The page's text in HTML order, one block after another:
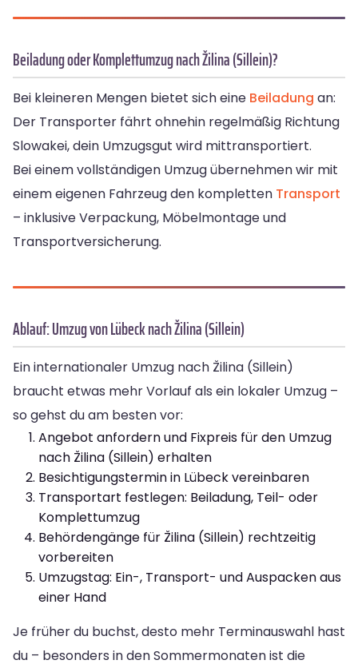
Beiladung oder Komplettumzug nach Žilina (Sillein)?
Bei kleineren Mengen bietet sich eine Beiladung an:
Der Transporter fährt ohnehin regelmäßig Richtung
Slowakei, dein Umzugsgut wird mittransportiert.
Bei einem vollständigen Umzug übernehmen wir mit
einem eigenen Fahrzeug den kompletten Transport
– inklusive Verpackung, Möbelmontage und
Transportversicherung.
Ablauf: Umzug von Lübeck nach Žilina (Sillein)
Ein internationaler Umzug nach Žilina (Sillein)
braucht etwas mehr Vorlauf als ein lokaler Umzug –
so gehst du am besten vor:
Angebot anfordern und Fixpreis für den Umzug
nach Žilina (Sillein) erhalten
Besichtigungstermin in Lübeck vereinbaren
Transportart festlegen: Beiladung, Teil- oder
Komplettumzug
Behördengänge für Žilina (Sillein) rechtzeitig
vorbereiten
Umzugstag: Ein-, Transport- und Auspacken aus
einer Hand
Je früher du buchst, desto mehr Terminauswahl hast
du – besonders in den Sommermonaten ist die